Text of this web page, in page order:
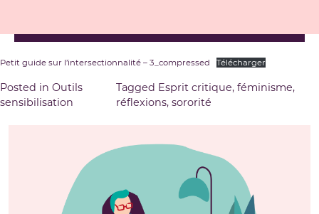
Petit guide sur l’intersectionnalité – 3_compressed Télécharger
Posted in Outils
sensibilisation
Tagged Esprit critique,féminisme,
réflexions,sororité